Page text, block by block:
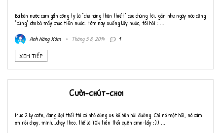
Bà bán nước cam gần công ty là "chủ hàng thân thiết" của chúng tôi, gần như ngày nào cũng
"cúng" cho bả mấy chục tiền nước. Hôm nay xuống lấy nước, tôi hỏi : ...
Anh Hàng Xóm
Tháng 5 8, 2014 1
XEM TIẾP
Cười-chút-chơi
Mua 2 ly cafe, đang đợi thối thì có nhỏ dừng xe kế bên hỏi đường. Chỉ nó một hồi, nó cám
ơn rồi chạy, mình...chạy theo, thế là 70k tiền thối quên cmn-lấy :)) ...